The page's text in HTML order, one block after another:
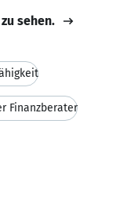
sehen.
Finanzberater